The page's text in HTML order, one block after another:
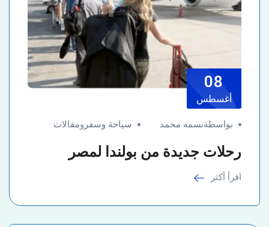
08
أغسطس
بواسطةنسمه محمد سياحة وسفر ومقالات
رحلات جديدة من بولندا لمصر
اقرأ أكثر